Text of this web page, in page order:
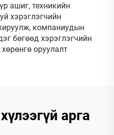
ашиг, техникийн
хэрэглэгчийн
компаниудын
бөгөөд хэрэглэгчийн
оруулалт
арга